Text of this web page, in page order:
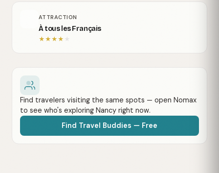
ATTRACTION
À tous les Français
★★★★ ★
Find travelers visiting the same spots — open Nomax
to see who's exploring Nancy right now.
Find Travel Buddies — Free